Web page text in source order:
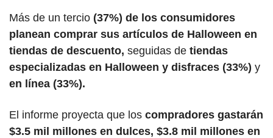
Más de un tercio (37%) de los consumidores
planean comprar sus artículos de Halloween en
tiendas de descuento, seguidas de tiendas
especializadas en Halloween y disfraces (33%)
en línea (33%).
El informe proyecta que los compradores gastarán
$3.5 mil millones en dulces, $3.8 mil millones en